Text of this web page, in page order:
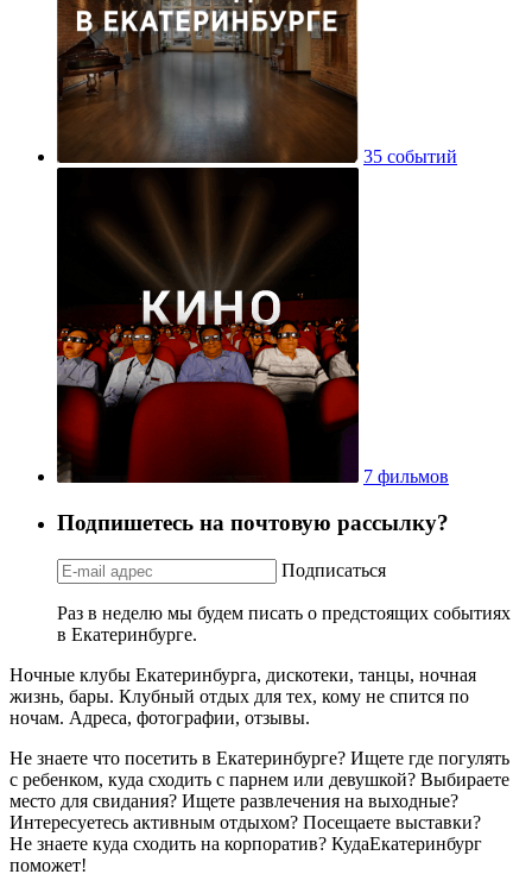
35 событий
7 фильмов
Подпишетесь на почтовую рассылку?
Подписаться
Раз в неделю мы будем писать о предстоящих событиях
в Екатеринбурге.
Ночные клубы Екатеринбурга, дискотеки, танцы, ночная
жизнь, бары. Клубный отдых для тех, кому не спится по
ночам. Адреса, фотографии, отзывы.
Не знаете что посетить в Екатеринбурге? Ищете где погулять
с ребенком, куда сходить с парнем или девушкой? Выбираете
место для свидания? Ищете развлечения на выходные?
Интересуетесь активным отдыхом? Посещаете выставки?
Не знаете куда сходить на корпоратив? КудаЕкатеринбург
поможет!